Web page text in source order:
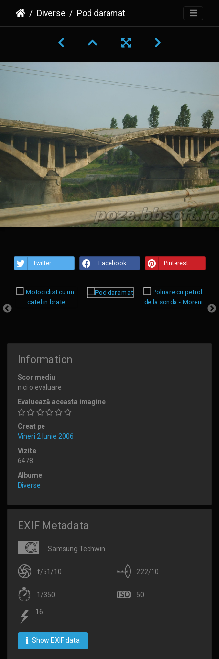
Diverse Pod daramat
Twitter Facebook Pinterest
Information
Scor mediu
nici o evaluare
Evaluează aceasta imagine
Creat pe
Vineri 2 Iunie 2006
Vizite
6478
Albume
Diverse
EXIF Metadata
Samsung Techwin
f/51/10 222/10
1/350 50
16
Show EXIF data